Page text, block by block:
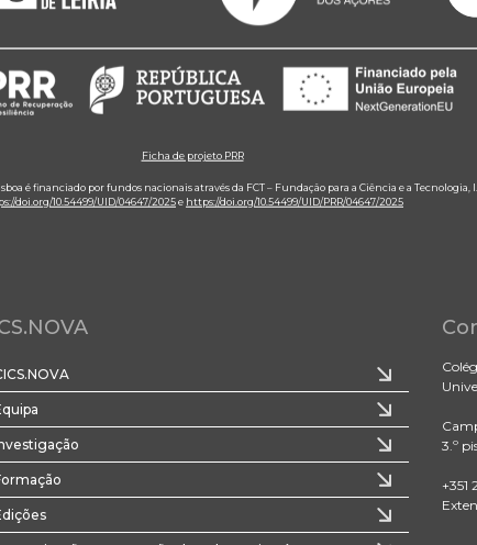
Ficha de projeto PRR
é financiado por fundos nacionais através da FCT – Fundação para a Ciência e a Tecnologia,
doi.org/10.54499/UID/04647/2025e https://doi.org/10.54499/UID/PRR/04647/2025
3.º
+351